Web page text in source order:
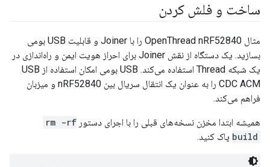
ساخت و فلش کردن
مثال OpenThread nRF52840 را با Joiner و قابلیت USB بومی
بسازید. یک دستگاه از نقش Joiner برای احراز هویت ایمن و راه‌اندازی در
یک شبکه Thread استفاده می‌کند. USB بومی امکان استفاده از USB
CDC ACM را به عنوان یک انتقال سریال بین nRF52840 و میزبان
فراهم می‌کند.
همیشه ابتدا مخزن نسخه‌های قبلی را با اجرای دستور rm -rf
build پاک کنید.